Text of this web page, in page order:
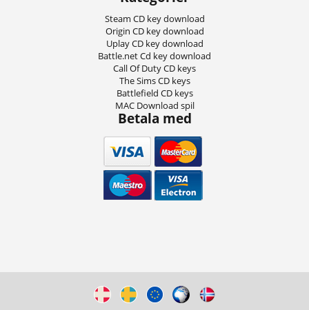
Steam CD key download
Origin CD key download
Uplay CD key download
Battle.net Cd key download
Call Of Duty CD keys
The Sims CD keys
Battlefield CD keys
MAC Download spil
Betala med